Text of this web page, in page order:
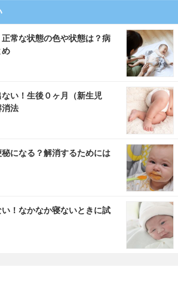
正常な状態の色や状態は？病
め
い！生後０ヶ月（新生児
消法
になる？解消するためには
！なかなか寝ないときに試